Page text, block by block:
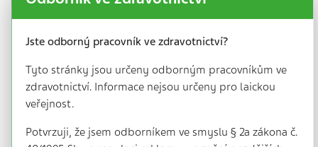
ČLS JEP: Zpochybňování očkování jde
proti datům i klinické praxi
13 min. | 15. 4. 2026
Česká lékařská společnost J. E. Purkyně odmítá
zpochybňování očkování avaruje, ženejde jen
oodbornou debatu, aleovliv narozhodování pacientů
ifungování prevence. Proočkovanost…
Jste odborný pracovník ve zdravotnictví?
Tyto stránky jsou určeny odborným pracovníkům ve
zdravotnictví. Informace nejsou určeny pro laickou
veřejnost.
Potvrzuji, že jsem odborníkem ve smyslu § 2a zákona č.